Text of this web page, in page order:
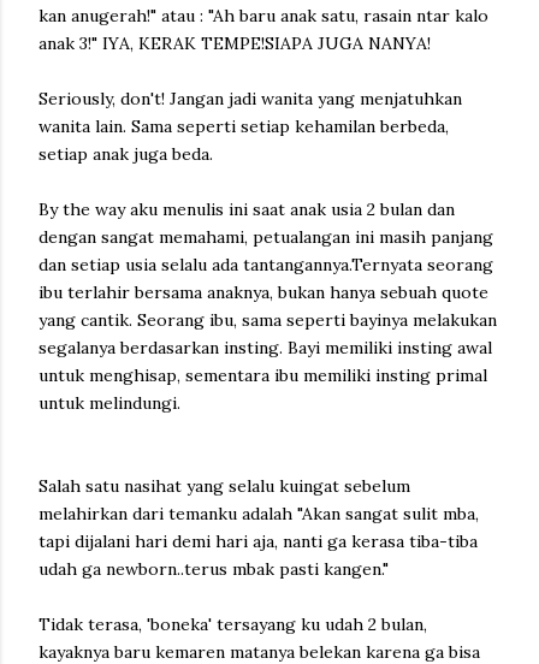
kan anugerah!" atau : "Ah baru anak satu, rasain ntar kalo
anak 3!" IYA, KERAK TEMPE!SIAPA JUGA NANYA!
Seriously, don't! Jangan jadi wanita yang menjatuhkan
wanita lain. Sama seperti setiap kehamilan berbeda,
setiap anak juga beda.
By the way aku menulis ini saat anak usia 2 bulan dan
dengan sangat memahami, petualangan ini masih panjang
dan setiap usia selalu ada tantangannya.Ternyata seorang
ibu terlahir bersama anaknya, bukan hanya sebuah quote
yang cantik. Seorang ibu, sama seperti bayinya melakukan
segalanya berdasarkan insting. Bayi memiliki insting awal
untuk menghisap, sementara ibu memiliki insting primal
untuk melindungi.
Salah satu nasihat yang selalu kuingat sebelum
melahirkan dari temanku adalah "Akan sangat sulit mba,
tapi dijalani hari demi hari aja, nanti ga kerasa tiba-tiba
udah ga newborn..terus mbak pasti kangen."
Tidak terasa, 'boneka' tersayang ku udah 2 bulan,
kayaknya baru kemaren matanya belekan karena ga bisa